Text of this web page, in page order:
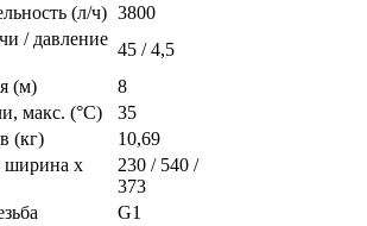
(л/ч) 3800
/ давление
45 / 4,5
(м)
8
макс. (°C)
35
(кг)
10,69
ширина х
230 / 540 /
373
G1